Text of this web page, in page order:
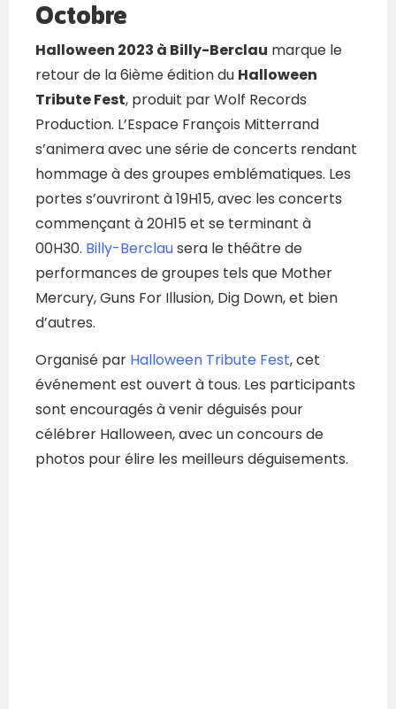
Octobre
Halloween 2023 à Billy-Berclau marque le
retour de la 6ième édition du Halloween
Tribute Fest, produit par Wolf Records
Production. L’Espace François Mitterrand
s’animera avec une série de concerts rendant
hommage à des groupes emblématiques. Les
portes s’ouvriront à 19H15, avec les concerts
commençant à 20H15 et se terminant à
00H30. Billy-Berclausera le théâtre de
performances de groupes tels que Mother
Mercury, Guns For Illusion, Dig Down, et bien
d’autres.
Organisé par Halloween Tribute Fest, cet
événement est ouvert à tous. Les participants
sont encouragés à venir déguisés pour
célébrer Halloween, avec un concours de
photos pour élire les meilleurs déguisements.